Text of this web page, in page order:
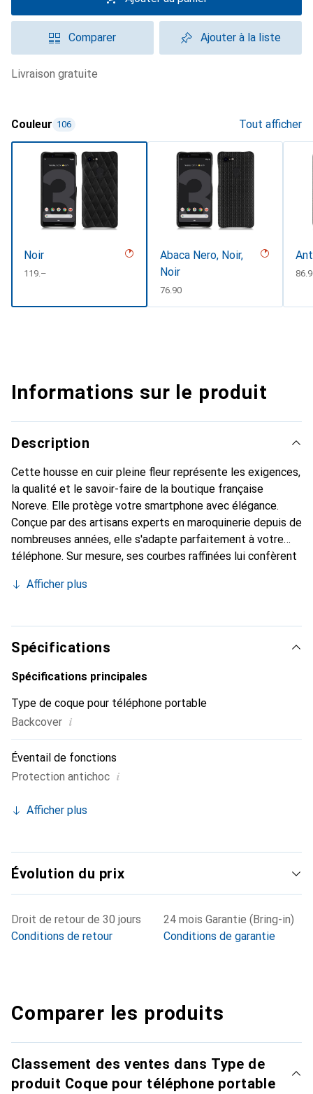
Comparer Ajouter à la liste
livraison gratuite
Couleur 106 Tout afficher
Noir
CHF
119.–
Abaca Nero, Noir,
Noir
CHF
76.90
CHF
Informations sur le produit
Description
Cette housse en cuir pleine fleur représente les exigences,
la qualité et le savoir-faire de la boutique française
Noreve. Elle protège votre smartphone avec élégance.
Conçue par des artisans experts en maroquinerie depuis de
nombreuses années, elle s'adapte parfaitement à votre
téléphone. Sur mesure, ses courbes raffinées lui confèrent
chic et essentiel de votre smartphone. Reconnaître
marque Noreve est un choix sûr pour une clientèle
exigeante.
Afficher plus
Spécifications
Spécifications principales
Type de coque pour téléphone portable
Backcover i
Éventail de fonctions
Protection antichoc i
Afficher plus
Évolution du prix
Droit de retour de 30 jours
Conditions de retour
24 mois Garantie (Bring-in)
Conditions de garantie
Comparer les produits
Classement des ventes dans Type de
produit Coque pour téléphone portable